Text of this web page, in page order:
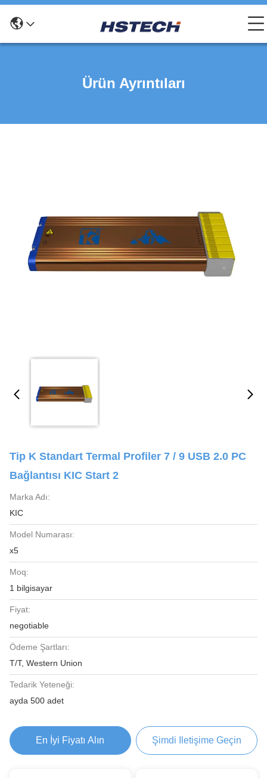
Ürün Ayrıntıları
Tip K Standart Termal Profiler 7 / 9 USB 2.0 PC
Bağlantısı KIC Start 2
Marka Adı:
KIC
Model Numarası:
x5
Moq:
1 bilgisayar
Fiyat:
negotiable
Ödeme Şartları:
T/T, Western Union
Tedarik Yeteneği:
ayda 500 adet
En İyi Fiyatı Alın Şimdi Iletişime Geçin